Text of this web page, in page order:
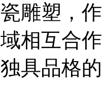
雕塑，
相互合
具品格